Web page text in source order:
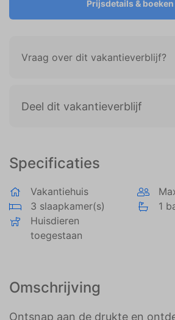
Specificaties
Vakantiehuis
3 slaapkamer(s)
1
Huisdieren
toegestaan
Omschrijving
Ontsnap aan de drukte en
Prijsdetails & boeken
Vraag over dit vakantieverblijf?
Deel dit vakantieverblijf
weergeven die zijn afgestemd